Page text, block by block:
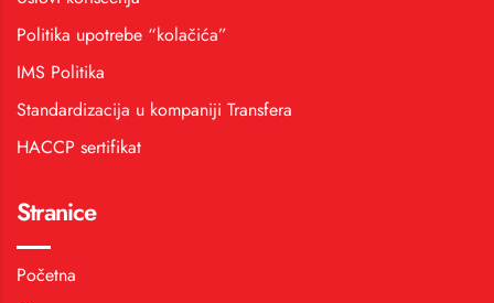
Politika upotrebe “kolačića”
IMS Politika
Standardizacija u kompaniji Transfera
HACCP sertifikat
Stranice
Početna